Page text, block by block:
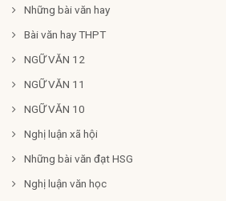
Những bài văn hay
Bài văn hay THPT
NGỮ VĂN 12
NGỮ VĂN 11
NGỮ VĂN 10
Nghị luận xã hội
Những bài văn đạt HSG
Nghị luận văn học